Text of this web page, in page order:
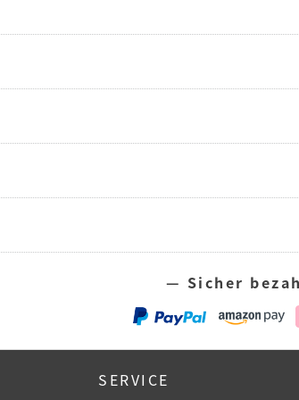
— Sicher
SERVICE